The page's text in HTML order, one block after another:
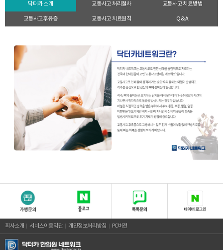
닥터카 소개 교통사고 처리절차 교통사고 치료방법
교통사고후유증 교통사고 치료원칙 Q&A
회사소개 서비스이용약관 개인정보처리방침 PC버전